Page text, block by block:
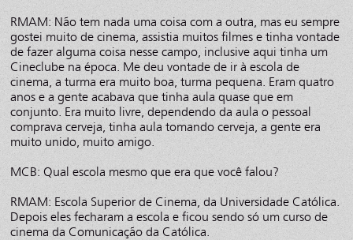
RMAM: Não tem nada uma coisa com a outra, mas eu sempre
gostei muito de cinema, assistia muitos filmes e tinha vontade
de fazer alguma coisa nesse campo, inclusive aqui tinha um
Cineclube na época. Me deu vontade de ir à escola de
cinema, a turma era muito boa, turma pequena. Eram quatro
anos e a gente acabava que tinha aula quase que em
conjunto. Era muito livre, dependendo da aula o pessoal
comprava cerveja, tinha aula tomando cerveja, a gente era
muito unido, muito amigo.
MCB: Qual escola mesmo que era que você falou?
RMAM: Escola Superior de Cinema, da Universidade Católica.
Depois eles fecharam a escola e ficou sendo só um curso de
cinema da Comunicação da Católica.